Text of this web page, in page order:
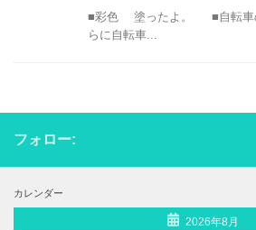
■彩色 塗ったよ。 ■自転車
らに自転車...
フォロー:
カレンダー
2026年8月